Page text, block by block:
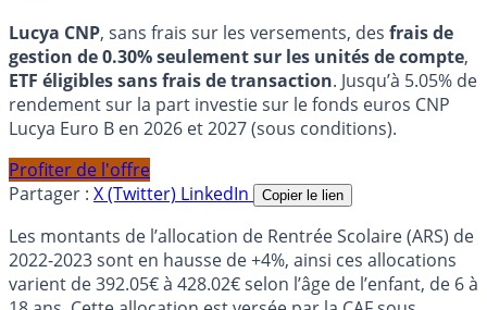
Lucya CNP, sans frais sur les versements, des frais de
gestion de 0.30% seulement sur les unités de compte,
ETF éligibles sans frais de transaction. Jusqu’à 5.05% de
rendement sur la part investie sur le fonds euros CNP
Lucya Euro B en 2026 et 2027 (sous conditions).
Profiter de l'offre
Partager : X (Twitter) LinkedIn Copier le lien
Les montants de l’allocation de Rentrée Scolaire (ARS) de
2022-2023 sont en hausse de +4%, ainsi ces allocations
varient de 392.05€ à 428.02€ selon l’âge de l’enfant, de 6 à